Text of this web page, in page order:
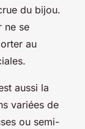
du bijou.
ne se
au
aussi la
variées de
ou semi-